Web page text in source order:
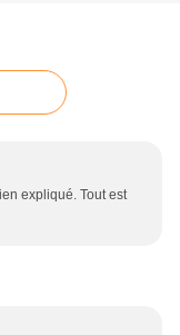
expliqué. Tout est